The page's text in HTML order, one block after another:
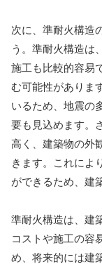
次に、準耐火構造
う。準耐火構造は
施工も比較的容易
む可能性がありま
いるため、地震の
要も見込めます。
高く、建築物の外
きます。これによ
ができるため、建
準耐火構造は、建
コストや施工の容
め、将来的には建